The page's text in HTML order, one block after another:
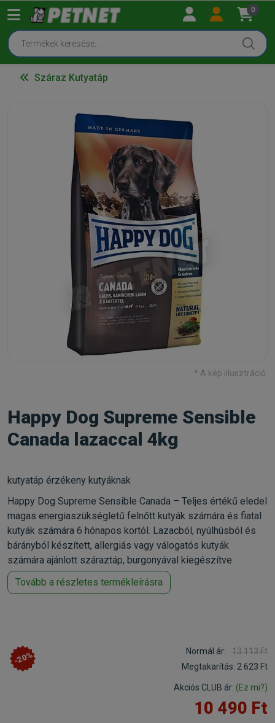
0
Száraz Kutyatáp
* A kép illusztráció.
Happy Dog Supreme Sensible
Canada lazaccal 4kg
kutyatáp érzékeny kutyáknak
Happy Dog Supreme Sensible Canada – Teljes értékű eledel
magas energiaszükségletű felnőtt kutyák számára és fiatal
kutyák számára 6 hónapos kortól. Lazacból, nyúlhúsból és
bárányból készített, allergiás vagy válogatós kutyák
számára ajánlott száraztáp, burgonyával kiegészítve
Tovább a részletes termékleírásra
-20% Normál ár:
13 113 Ft
Megtakarítás: 2 623 Ft
Akciós CLUB ár: (Ez mi?)
10 490 Ft